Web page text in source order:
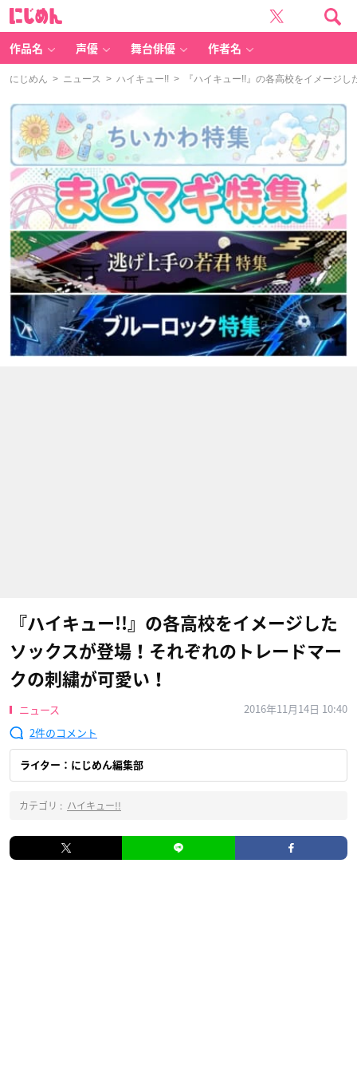
作品名 声優 舞台俳優 作者名
にじめん > ニュース > ハイキュー!! > 『ハイキュー!!』の各高校をイメージし
『ハイキュー!!』の各高校をイメージした
ソックスが登場！それぞれのトレードマー
クの刺繍が可愛い！
ニュース
2016年11月14日 10:40
2
ライター：にじめん編集部
カテゴリ : ハイキュー!!